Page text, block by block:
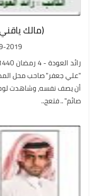
(مالك
05-09-2019
"علي جعفر" صاحب محل
أن يصف نفسه، وشاهدت
صائم" .. فتعج..